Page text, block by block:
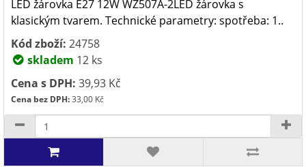
LED žárovka E27 12W WZ507A-2LED žárovka s
klasickým tvarem. Technické parametry: spotřeba: 1..
Kód zboží: 24758
skladem 12 ks
Cena s DPH: 39,93 Kč
Cena bez DPH:33,00 Kč